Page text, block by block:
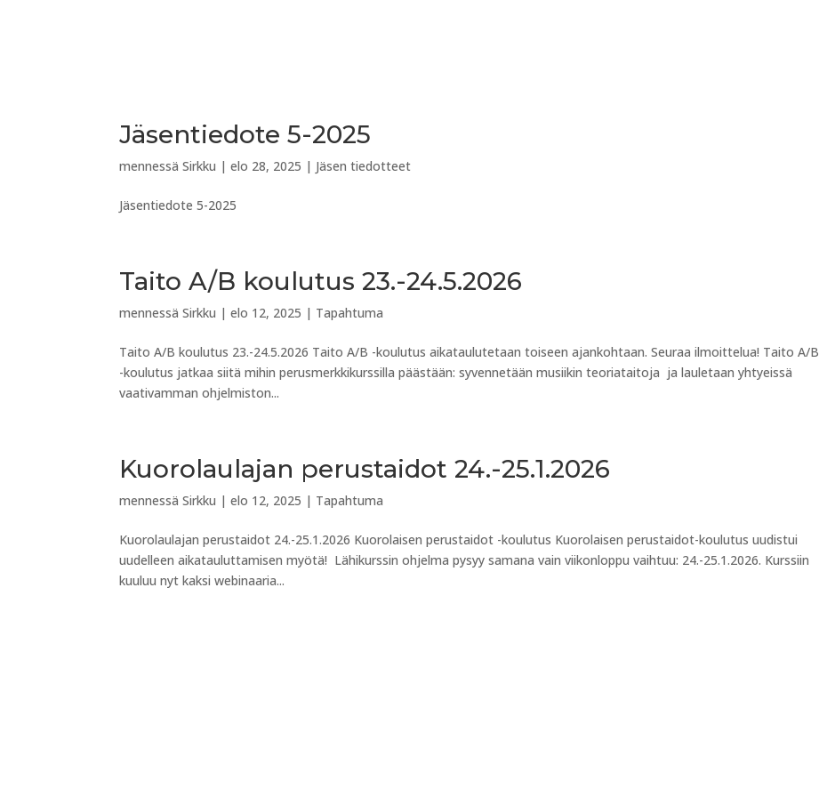
Jäsentiedote 5-2025
mennessäSirkku |elo 28, 2025 | Jäsen tiedotteet
Jäsentiedote 5-2025
Taito A/B koulutus 23.-24.5.2026
mennessäSirkku |elo 12, 2025 | Tapahtuma
Taito A/B koulutus 23.-24.5.2026 Taito A/B -koulutus aikataulutetaan toiseen ajankohtaan. Seuraa ilmoittelua! Taito A/B
-koulutus jatkaa siitä mihin perusmerkkikurssilla päästään: syvennetään musiikin teoriataitoja ja lauletaan yhtyeissä
vaativamman ohjelmiston...
Kuorolaulajan perustaidot 24.-25.1.2026
mennessäSirkku |elo 12, 2025 | Tapahtuma
Kuorolaulajan perustaidot 24.-25.1.2026 Kuorolaisen perustaidot -koulutus Kuorolaisen perustaidot-koulutus uudistui
uudelleen aikatauluttamisen myötä! Lähikurssin ohjelma pysyy samana vain viikonloppu vaihtuu: 24.-25.1.2026. Kurssiin
kuuluu nyt kaksi webinaaria...